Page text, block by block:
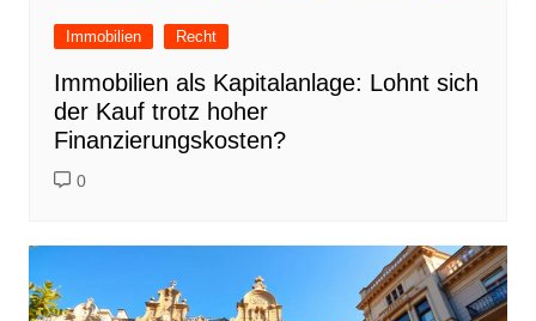
Immobilien Recht
Immobilien als Kapitalanlage: Lohnt sich
der Kauf trotz hoher
Finanzierungskosten?
0